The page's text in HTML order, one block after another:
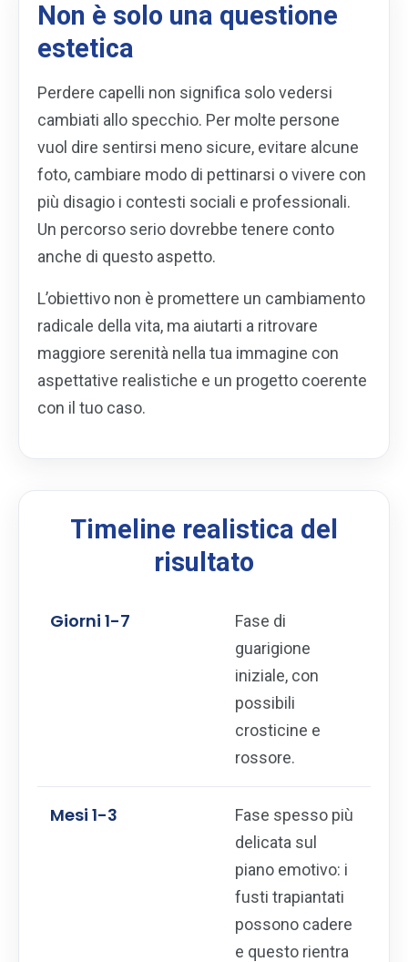
Non è solo una questione
estetica
Perdere capelli non significa solo vedersi
cambiati allo specchio. Per molte persone
vuol dire sentirsi meno sicure, evitare alcune
foto, cambiare modo di pettinarsi o vivere con
più disagio i contesti sociali e professionali.
Un percorso serio dovrebbe tenere conto
anche di questo aspetto.
L’obiettivo non è promettere un cambiamento
radicale della vita, ma aiutarti a ritrovare
maggiore serenità nella tua immagine con
aspettative realistiche e un progetto coerente
con il tuo caso.
Timeline realistica del
risultato
Giorni 1-7
Fase di
guarigione
iniziale, con
possibili
crosticine e
rossore.
Mesi 1-3
Fase spesso più
delicata sul
piano emotivo: i
fusti trapiantati
possono cadere
e questo rientra